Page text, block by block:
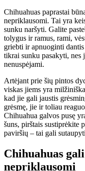
Chihuahuas paprastai
nepriklausomi. Tai yra
sunku naršyti. Galite
tolygus ir ramus, rami,
griebti ir apnuoginti
tikrai sunku pasakyti,
nenuspėjami.
Artėjant prie šių pintos
viskas jiems yra
kad jie gali jaustis
grėsmę, jie ir toliau
Chihuahua galvos pusę
šuns, pirštais sustiprėkite
paviršių – tai gali
Chihuahuas
nepriklausomi